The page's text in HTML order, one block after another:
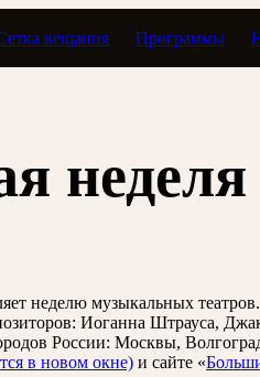
вещания Программы
классики
неделю музыкальных
Иоганна Штрауса,
России: Москвы,
в новом окне) и сайте «